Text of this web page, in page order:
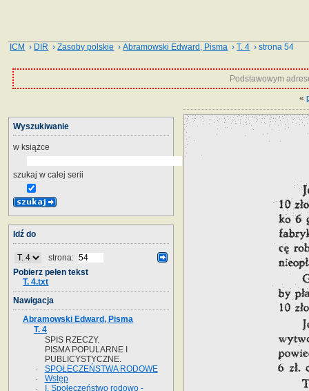
ICM › DIR ›Zasoby polskie ›Abramowski Edward, Pisma ›T. 4 › strona 54
Podstawowym
«
Wyszukiwanie
w książce
szukaj w całej serii
Idź do
strona:
Pobierz pełen tekst
T. 4.txt
Nawigacja
Abramowski Edward, Pisma
T. 4
SPIS RZECZY.
PISMA POPULARNE I
PUBLICYSTYCZNE.
SPOŁECZEŃSTWA RODOWE
Wstęp
I. Społeczeństwo rodowo -